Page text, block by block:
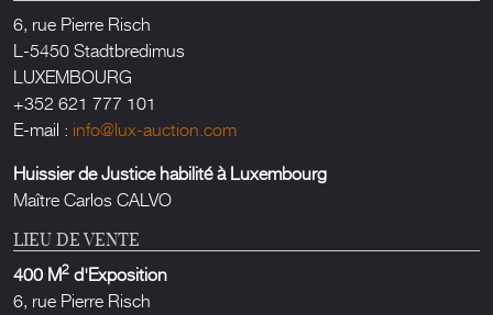
6, rue Pierre Risch
L-5450 Stadtbredimus
LUXEMBOURG
+352 621 777 101
E-mail : info@lux-auction.com
Huissier de Justice habilité à Luxembourg
Maître Carlos CALVO
LIEU DE VENTE
400 M2 d'Exposition
6, rue Pierre Risch